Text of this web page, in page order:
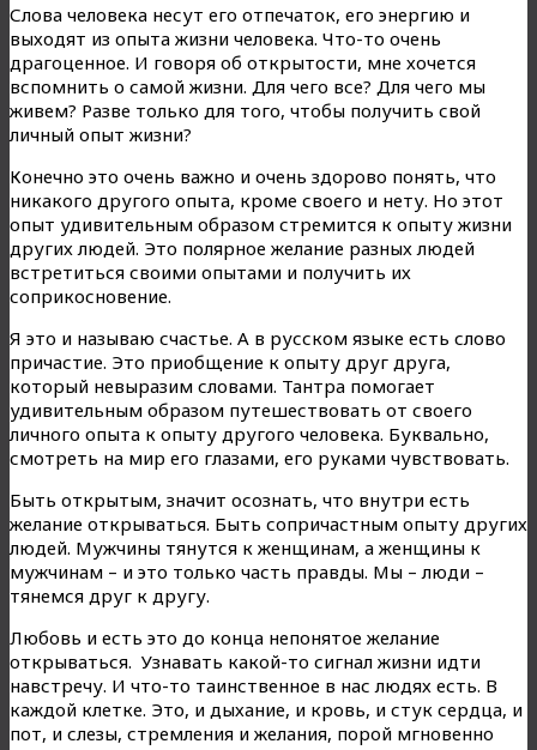
Слова человека несут его отпечаток, его энергию и
выходят из опыта жизни человека. Что-то очень
драгоценное. И говоря об открытости, мне хочется
вспомнить о самой жизни. Для чего все? Для чего мы
живем? Разве только для того, чтобы получить свой
личный опыт жизни?
Конечно это очень важно и очень здорово понять, что
никакого другого опыта, кроме своего и нету. Но этот
опыт удивительным образом стремится к опыту жизни
других людей. Это полярное желание разных людей
встретиться своими опытами и получить их
соприкосновение.
Я это и называю счастье. А в русском языке есть слово
причастие. Это приобщение к опыту друг друга,
который невыразим словами. Тантра помогает
удивительным образом путешествовать от своего
личного опыта к опыту другого человека. Буквально,
смотреть на мир его глазами, его руками чувствовать.
Быть открытым, значит осознать, что внутри есть
желание открываться. Быть сопричастным опыту других
людей. Мужчины тянутся к женщинам, а женщины к
мужчинам – и это только часть правды. Мы – люди –
тянемся друг к другу.
Любовь и есть это до конца непонятое желание
открываться. Узнавать какой-то сигнал жизни идти
навстречу. И что-то таинственное в нас людях есть. В
каждой клетке. Это, и дыхание, и кровь, и стук сердца, и
пот, и слезы, стремления и желания, порой мгновенно